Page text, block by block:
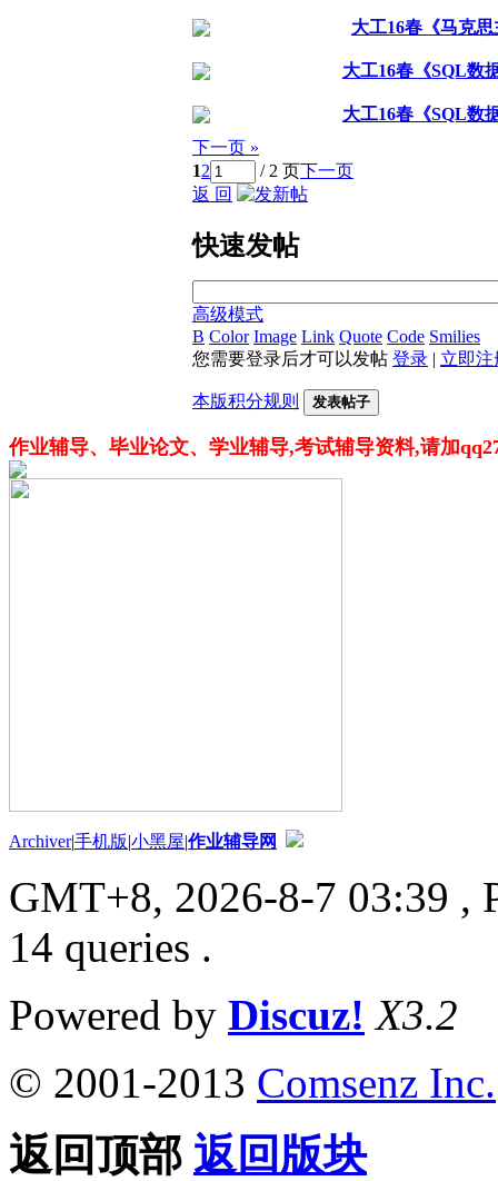
大工16春《马克
大工16春《SQL数
大工16春《SQL数
下一页 »
12 / 2 页下一页
返 回
快速发帖
高级模式
B Color Image Link Quote Code Smilies
您需要登录后才可以发帖 登录 | 立即注
本版积分规则 发表帖子
作业辅导、毕业论文、学业辅导,考试辅导资料,请加
Archiver|手机版|小黑屋|作业辅导网
GMT+8, 2026-8-7 03:39 ,
14 queries .
Powered by Discuz! X3.2
© 2001-2013 Comsenz Inc.
返回顶部 返回版块